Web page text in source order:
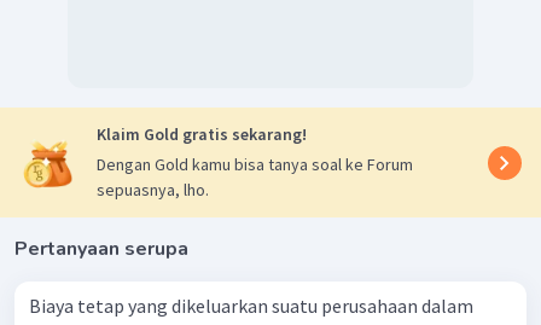
Klaim Gold gratis sekarang!
Dengan Gold kamu bisa tanya soal ke Forum
sepuasnya, lho.
Pertanyaan serupa
Biaya tetap yang dikeluarkan suatu perusahaan dalam